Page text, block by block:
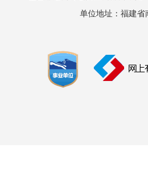
单位地址：福建省